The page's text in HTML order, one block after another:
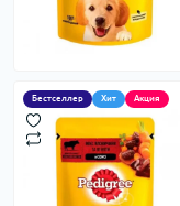
Бестселлер Хит Акция